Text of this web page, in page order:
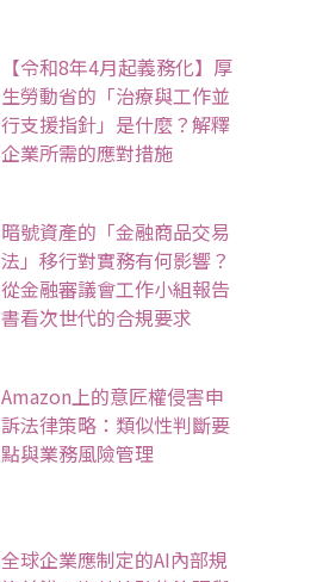
【令和8年4月起義務化】厚
生勞動省的「治療與工作並
行支援指針」是什麼？解釋
企業所需的應對措施
暗號資產的「金融商品交易
法」移行對實務有何影響？
從金融審議會工作小組報告
書看次世代的合規要求
Amazon上的意匠權侵害申
訴法律策略：類似性判斷要
點與業務風險管理
全球企業應制定的AI內部規